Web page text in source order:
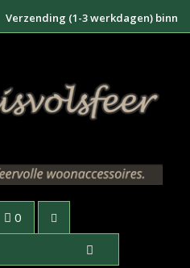
Verzending (1-3 werkdagen) binnen
0